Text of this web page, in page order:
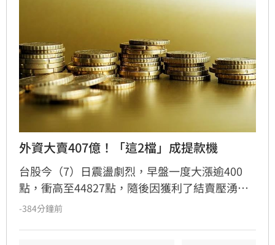
外資大賣407億！「這2檔」成提款機
台股今（7）日震盪劇烈，早盤一度大漲逾400
點，衝高至44827點，隨後因獲利了結賣壓湧
現，指數翻黑收在44225.91點，下跌170.79點，
-384分鐘前